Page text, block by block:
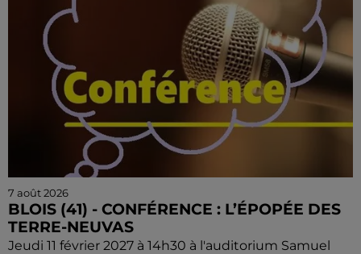
7 août 2026
BLOIS (41) - CONFÉRENCE : L’ÉPOPÉE DES
TERRE-NEUVAS
Jeudi 11 février 2027 à 14h30 à l'auditorium Samuel